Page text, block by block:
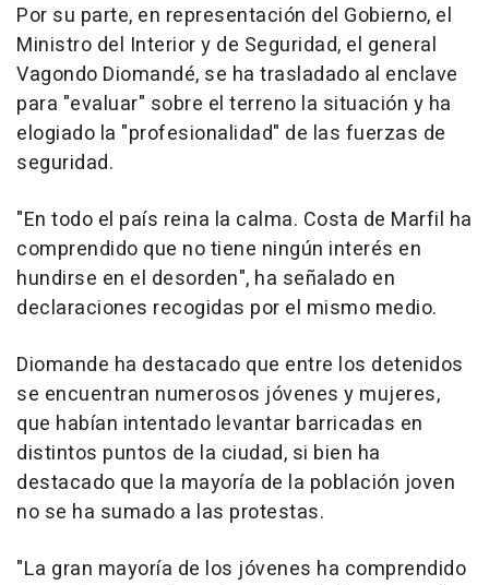
Por su parte, en representación del Gobierno, el
Ministro del Interior y de Seguridad, el general
Vagondo Diomandé, se ha trasladado al enclave
para "evaluar" sobre el terreno la situación y ha
elogiado la "profesionalidad" de las fuerzas de
seguridad.
"En todo el país reina la calma. Costa de Marfil ha
comprendido que no tiene ningún interés en
hundirse en el desorden", ha señalado en
declaraciones recogidas por el mismo medio.
Diomande ha destacado que entre los detenidos
se encuentran numerosos jóvenes y mujeres,
que habían intentado levantar barricadas en
distintos puntos de la ciudad, si bien ha
destacado que la mayoría de la población joven
no se ha sumado a las protestas.
"La gran mayoría de los jóvenes ha comprendido